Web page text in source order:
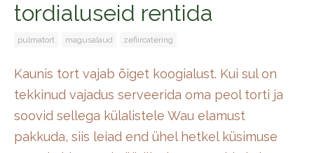
tordialuseid rentida
pulmatort magusalaud zefiircatering
Kaunis tort vajab õiget koogialust. Kui sul on
tekkinud vajadus serveerida oma peol torti ja
soovid sellega külalistele Wau elamust
pakkuda, siis leiad end ühel hetkel küsimuse